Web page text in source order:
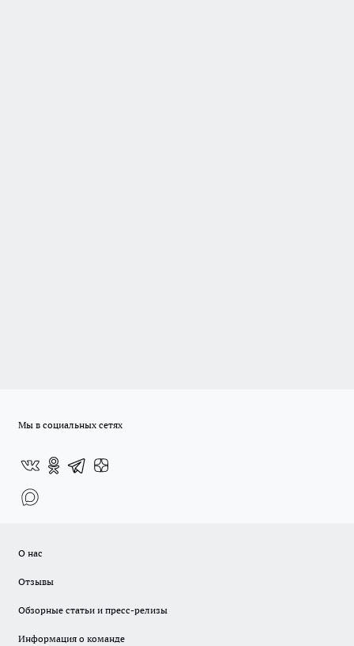
Мы в социальных сетях
О нас
Отзывы
Обзорные статьи и пресс-релизы
Информация о команде